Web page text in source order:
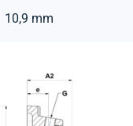
10,9 mm